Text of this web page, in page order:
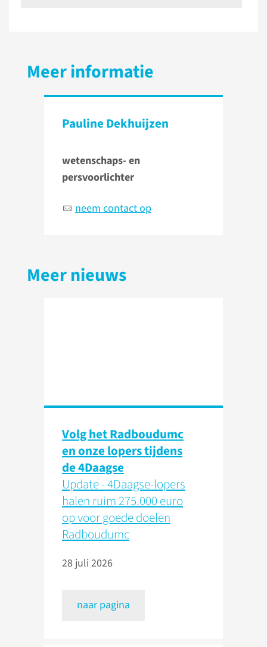
Meer informatie
Pauline Dekhuijzen
wetenschaps- en
persvoorlichter
neem contact op
Meer nieuws
Volg het Radboudumc
en onze lopers tijdens
de 4Daagse
Update - 4Daagse-lopers
halen ruim 275.000 euro
op voor goede doelen
Radboudumc
28 juli 2026
naar pagina